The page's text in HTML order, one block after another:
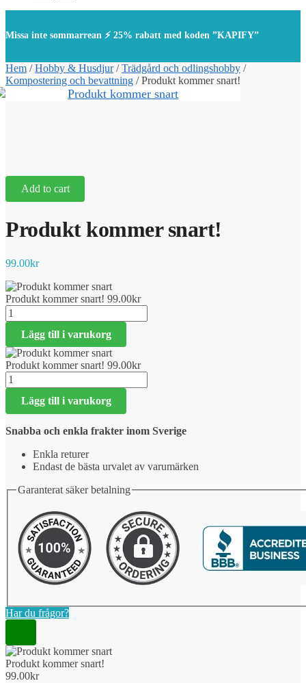
Missa inte sommarrean ⚡ 25% rabatt med koden ”KAPIFY”
Hem /Hobby & Husdjur/Trädgård och odlingshobby /
Kompostering och bevattning /Produkt kommer snart!
Add to cart
Produkt kommer snart!
99.00kr
Produkt kommer snart! 99.00kr
Produkt
kommer
snart!
mängd
Lägg till i varukorg
Produkt kommer snart! 99.00kr
Produkt
kommer
snart!
mängd
Lägg till i varukorg
Snabba och enkla frakter inom Sverige
Enkla returer
Endast de bästa urvalet av varumärken
Garanterat säker betalning
Har du frågor?
Produkt kommer snart!
99.00kr